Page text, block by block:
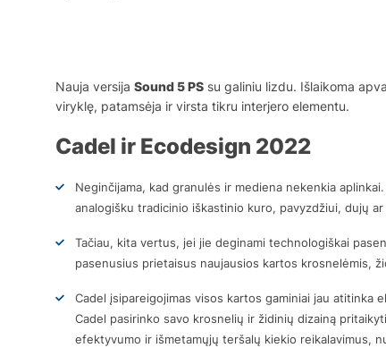
Nauja versija Sound 5 PS su galiniu lizdu. Išlaikoma
viryklę, patamsėja ir virsta tikru interjero elementu.
Cadel ir Ecodesign 2022
Neginčijama, kad granulės ir mediena nekenkia
analogišku tradicinio iškastinio kuro, pavyzdžiui, dujų
Tačiau, kita vertus, jei jie deginami technologiškai
pasenusius prietaisus naujausios kartos krosnelėmis,
Cadel įsipareigojimas visos kartos gaminiai jau atitinka
Cadel pasirinko savo krosnelių ir židinių dizainą
efektyvumo ir išmetamųjų teršalų kiekio reikalavimus,